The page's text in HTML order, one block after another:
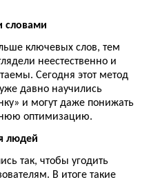
словами
ключевых слов, тем
неестественно и
Сегодня этот метод
давно научились
и могут даже понижать
оптимизацию.
людей
так, чтобы угодить
В итоге такие